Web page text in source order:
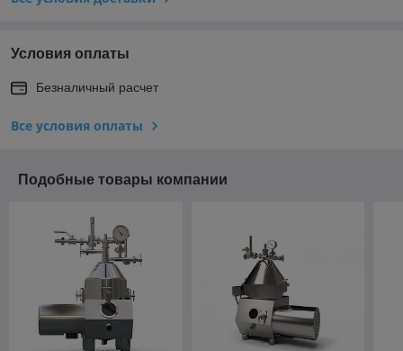
Условия оплаты
Безналичный расчет
Все условия оплаты
Подобные товары компании